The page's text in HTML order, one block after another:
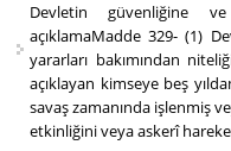
Devletin güvenliğine
açıklamaMadde 329- (1)
yararları bakımından
açıklayan kimseye beş
savaş zamanında işlenmiş
etkinliğini veya askerî